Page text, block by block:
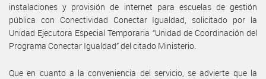
instalaciones y provisión de internet para escuelas de gestión
pública con Conectividad Conectar Igualdad, solicitado por la
Unidad Ejecutora Especial Temporaria “Unidad de Coordinación del
Programa Conectar Igualdad” del citado Ministerio.
Que en cuanto a la conveniencia del servicio, se advierte que la